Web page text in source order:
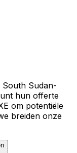
Sudan-
hun offerte
om potentiële
breiden onze